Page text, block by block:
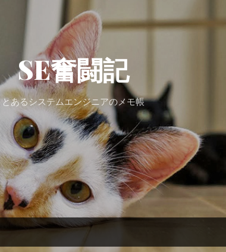
スキップしてメイン コンテンツに移動
SE奮闘記
とあるシステムエンジニアのメモ帳